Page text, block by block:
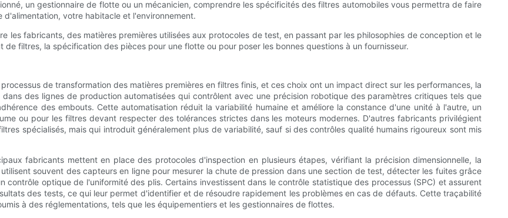
un gestionnaire de flotte ou un mécanicien, comprendre les spécificités des filtres automobiles vous permettra de faire
votre habitacle et l'environnement.
les fabricants, des matières premières utilisées aux protocoles de test, en passant par les philosophies de conception et le
filtres, la spécification des pièces pour une flotte ou pour poser les bonnes questions à un fournisseur.
de transformation des matières premières en filtres finis, et ces choix ont un impact direct sur les performances, la
des lignes de production automatisées qui contrôlent avec une précision robotique des paramètres critiques tels que
des embouts. Cette automatisation réduit la variabilité humaine et améliore la constance d'une unité à l'autre, un
ou pour les filtres devant respecter des tolérances strictes dans les moteurs modernes. D'autres fabricants privilégient
spécialisés, mais qui introduit généralement plus de variabilité, sauf si des contrôles qualité humains rigoureux sont mis
fabricants mettent en place des protocoles d'inspection en plusieurs étapes, vérifiant la précision dimensionnelle, la
souvent des capteurs en ligne pour mesurer la chute de pression dans une section de test, détecter les fuites grâce
optique de l'uniformité des plis. Certains investissent dans le contrôle statistique des processus (SPC) et assurent
des tests, ce qui leur permet d'identifier et de résoudre rapidement les problèmes en cas de défauts. Cette traçabilité
à des réglementations, tels que les équipementiers et les gestionnaires de flottes.